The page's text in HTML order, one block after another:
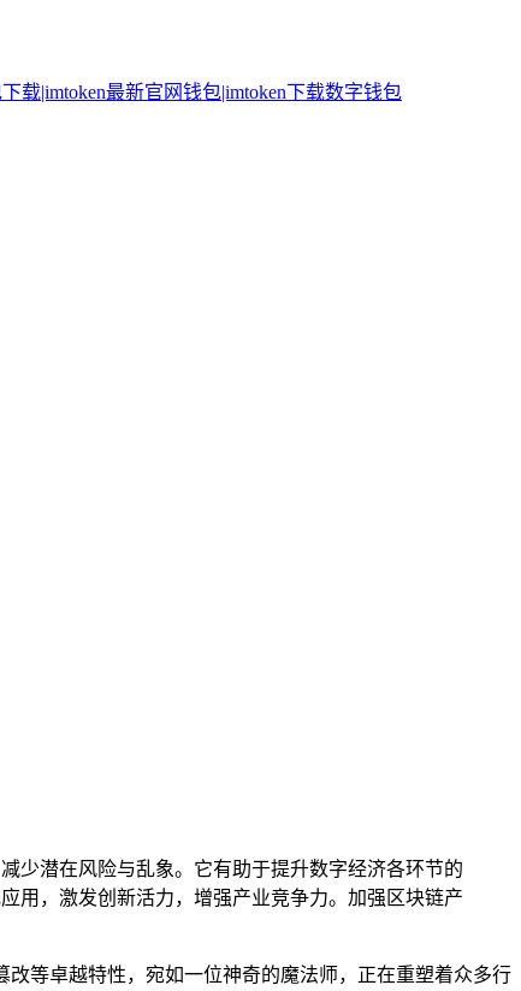
载|imtoken最新官网钱包|imtoken下载数字钱包
少潜在风险与乱象。它有助于提升数字经济各环节的
用，激发创新活力，增强产业竞争力。加强区块链产
等卓越特性，宛如一位神奇的魔法师，正在重塑着众多行